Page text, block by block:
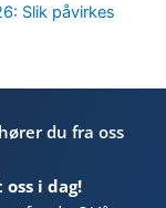
Slik påvirkes
du fra oss
i dag!